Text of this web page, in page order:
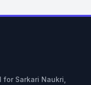
Sarkari Naukri,